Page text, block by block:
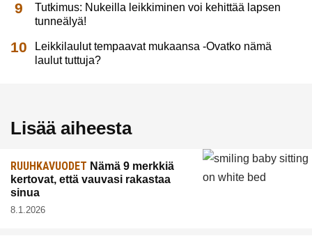
Tutkimus: Nukeilla leikkiminen voi kehittää lapsen
tunneälyä!
Leikkilaulut tempaavat mukaansa -Ovatko nämä
laulut tuttuja?
Lisää aiheesta
RUUHKAVUODET Nämä 9 merkkiä
kertovat, että vauvasi rakastaa
sinua
8.1.2026